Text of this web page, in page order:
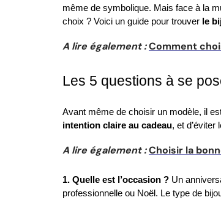
même de symbolique. Mais face à la
choix ? Voici un guide pour trouver le
A lire également :Comment
Les 5 questions à se
intention claire au cadeau, et
A lire également :Choisir la
1. Quelle est l’occasion ? Un
professionnelle ou Noël. Le type de